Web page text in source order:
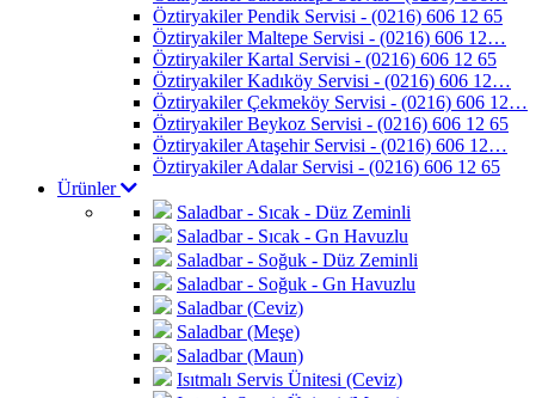
Öztiryakiler Pendik Servisi - (0216) 606 12 65
Öztiryakiler Maltepe Servisi - (0216) 606 12…
Öztiryakiler Kartal Servisi - (0216) 606 12 65
Öztiryakiler Kadıköy Servisi - (0216) 606 12…
Öztiryakiler Çekmeköy Servisi - (0216) 606 12…
Öztiryakiler Beykoz Servisi - (0216) 606 12 65
Öztiryakiler Ataşehir Servisi - (0216) 606 12…
Öztiryakiler Adalar Servisi - (0216) 606 12 65
Ürünler
Saladbar - Sıcak - Düz Zeminli
Saladbar - Sıcak - Gn Havuzlu
Saladbar - Soğuk - Düz Zeminli
Saladbar - Soğuk - Gn Havuzlu
Saladbar (Ceviz)
Saladbar (Meşe)
Saladbar (Maun)
Isıtmalı Servis Ünitesi (Ceviz)